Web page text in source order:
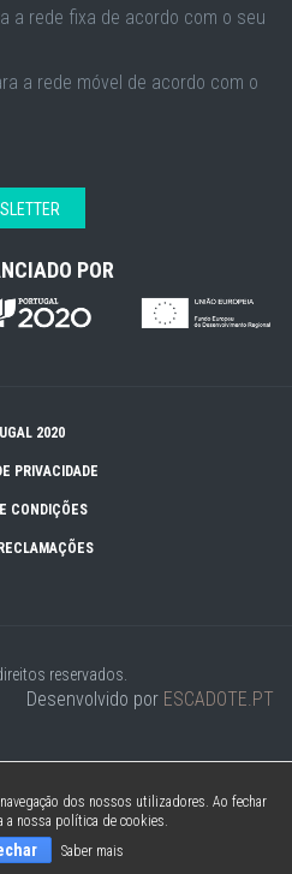
a rede fixa de acordo com o seu
a rede móvel de acordo com o
POR
2020
PRIVACIDADE
CONDIÇÕES
reservados.
Desenvolvido por ESCADOTE.PT
dos nossos utilizadores. Ao fechar
a nossa política de cookies.
Saber mais